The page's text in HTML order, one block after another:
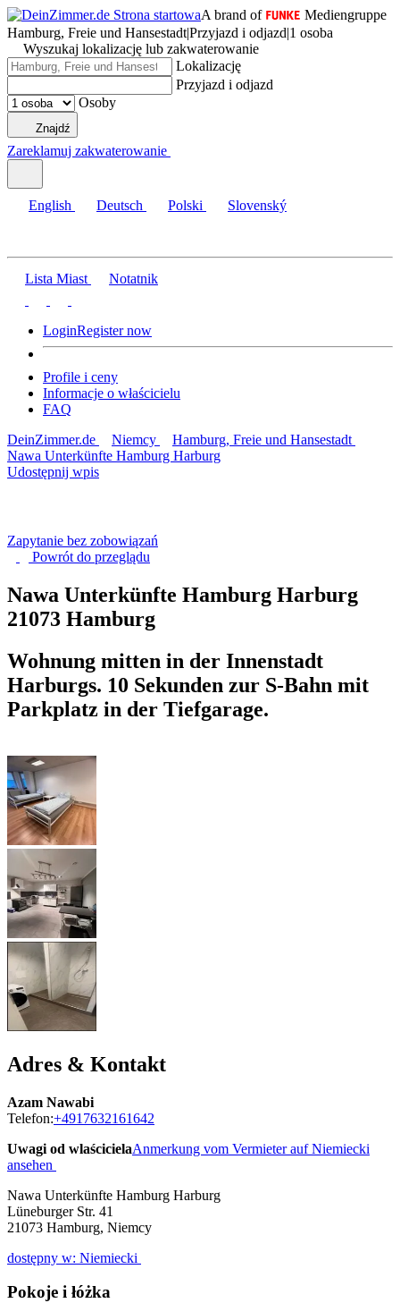
A brand of
Mediengruppe
Hamburg, Freie und Hansestadt|Przyjazd i odjazd|1 osoba
Wyszukaj lokalizację lub zakwaterowanie
Lokalizację
Przyjazd i odjazd
Osoby
Znajdź
Zareklamuj zakwaterowanie
English Deutsch Polski Slovenský
Lista Miast Notatnik
LoginRegister now
Profile i ceny
Informacje o właścicielu
FAQ
DeinZimmer.de
Niemcy
Hamburg, Freie und Hansestadt
Nawa Unterkünfte Hamburg Harburg
Udostępnij wpis
Zapytanie bez zobowiązań
Powrót do przeglądu
Nawa Unterkünfte Hamburg Harburg
21073 Hamburg
Wohnung mitten in der Innenstadt
Harburgs. 10 Sekunden zur S-Bahn mit
Parkplatz in der Tiefgarage.
Adres & Kontakt
Azam Nawabi
Telefon:+4917632161642
Uwagi od wlaścicielaAnmerkung vom Vermieter auf Niemiecki
ansehen
Nawa Unterkünfte Hamburg Harburg
Lüneburger Str. 41
21073 Hamburg, Niemcy
dostępny w: Niemiecki
Pokoje i łóżka